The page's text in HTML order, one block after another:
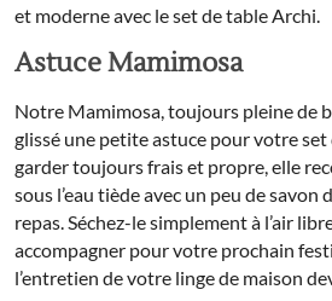
et moderne avec le set de table Archi.
Astuce Mamimosa
Notre Mamimosa, toujours pleine de
glissé une petite astuce pour votre
garder toujours frais et propre, elle
sous l’eau tiède avec un peu de savon
repas. Séchez-le simplement à l’air
accompagner pour votre prochain
l’entretien de votre linge de maison